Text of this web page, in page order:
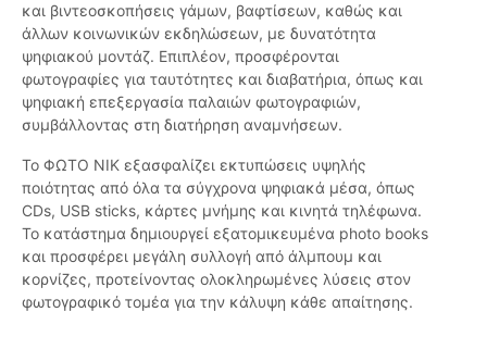
και βιντεοσκοπήσεις γάμων, βαφτίσεων, καθώς και
άλλων κοινωνικών εκδηλώσεων, με δυνατότητα
ψηφιακού μοντάζ. Επιπλέον, προσφέρονται
φωτογραφίες για ταυτότητες και διαβατήρια, όπως και
ψηφιακή επεξεργασία παλαιών φωτογραφιών,
συμβάλλοντας στη διατήρηση αναμνήσεων.
Το ΦΩΤΟ ΝΙΚ εξασφαλίζει εκτυπώσεις υψηλής
ποιότητας από όλα τα σύγχρονα ψηφιακά μέσα, όπως
CDs, USB sticks, κάρτες μνήμης και κινητά τηλέφωνα.
Το κατάστημα δημιουργεί εξατομικευμένα photo books
και προσφέρει μεγάλη συλλογή από άλμπουμ και
κορνίζες, προτείνοντας ολοκληρωμένες λύσεις στον
φωτογραφικό τομέα για την κάλυψη κάθε απαίτησης.